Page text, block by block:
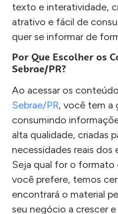
texto e interatividade,
atrativo e fácil de
quer se informar de
Por Que Escolher os
Sebrae/PR?
Ao acessar os
Sebrae/PR, você tem a
consumindo
alta qualidade, criadas
necessidades reais dos
Seja qual for o
você prefere, temos
encontrará o material
seu negócio a crescer